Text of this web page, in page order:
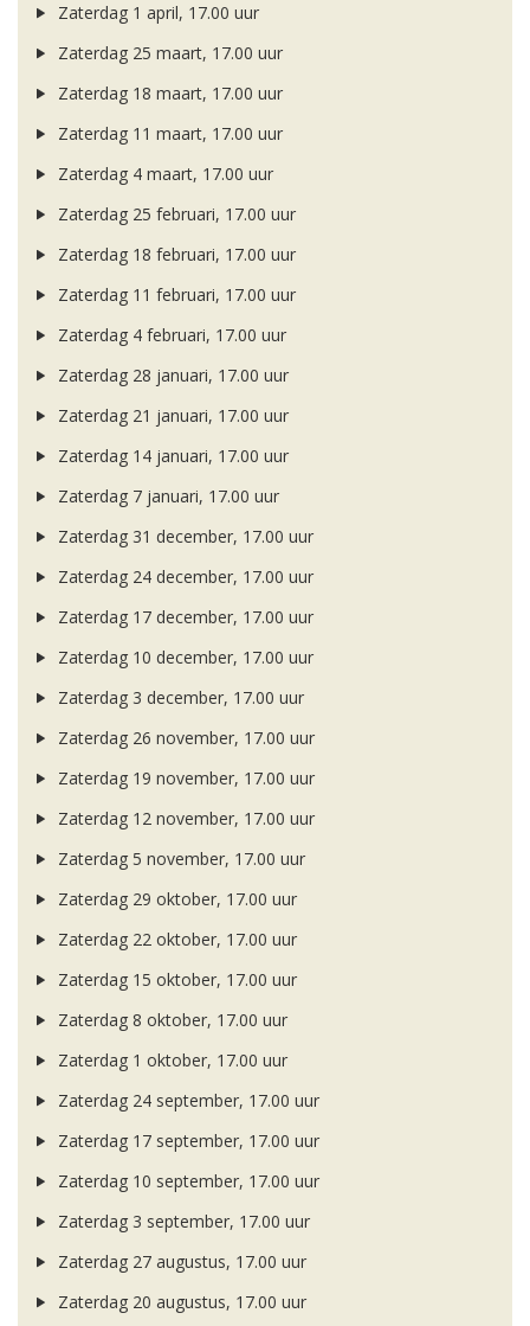
Zaterdag 1 april, 17.00 uur
Zaterdag 25 maart, 17.00 uur
Zaterdag 18 maart, 17.00 uur
Zaterdag 11 maart, 17.00 uur
Zaterdag 4 maart, 17.00 uur
Zaterdag 25 februari, 17.00 uur
Zaterdag 18 februari, 17.00 uur
Zaterdag 11 februari, 17.00 uur
Zaterdag 4 februari, 17.00 uur
Zaterdag 28 januari, 17.00 uur
Zaterdag 21 januari, 17.00 uur
Zaterdag 14 januari, 17.00 uur
Zaterdag 7 januari, 17.00 uur
Zaterdag 31 december, 17.00 uur
Zaterdag 24 december, 17.00 uur
Zaterdag 17 december, 17.00 uur
Zaterdag 10 december, 17.00 uur
Zaterdag 3 december, 17.00 uur
Zaterdag 26 november, 17.00 uur
Zaterdag 19 november, 17.00 uur
Zaterdag 12 november, 17.00 uur
Zaterdag 5 november, 17.00 uur
Zaterdag 29 oktober, 17.00 uur
Zaterdag 22 oktober, 17.00 uur
Zaterdag 15 oktober, 17.00 uur
Zaterdag 8 oktober, 17.00 uur
Zaterdag 1 oktober, 17.00 uur
Zaterdag 24 september, 17.00 uur
Zaterdag 17 september, 17.00 uur
Zaterdag 10 september, 17.00 uur
Zaterdag 3 september, 17.00 uur
Zaterdag 27 augustus, 17.00 uur
Zaterdag 20 augustus, 17.00 uur